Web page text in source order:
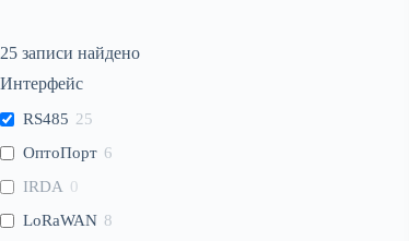
25 записи найдено
Интерфейс
RS485 25
ОптоПорт 6
IRDA 0
LoRaWAN 8